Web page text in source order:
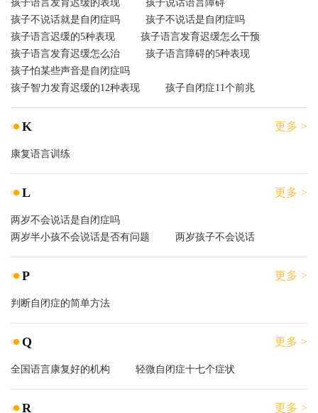
孩子语言发育迟缓的表现
孩子说话语言障碍
孩子不说话就是自闭症吗
孩子不说话是自闭症吗
孩子语言迟缓的5种表现
孩子语言发育迟缓怎么干预
孩子语言发育迟缓怎么治
孩子语言障碍的5种表现
孩子怕某些声音是自闭症吗
孩子智力发育迟缓的12种表现
孩子自闭症11个前兆
K 更多 >
康复语言训练
L 更多 >
两岁不会说话是自闭症吗
两岁半小孩不会说话是否有问题
两岁孩子不会说话
P 更多 >
判断自闭症的简单方法
Q 更多 >
全国语言康复好的机构 轻微自闭症十七个症状
R 更多 >